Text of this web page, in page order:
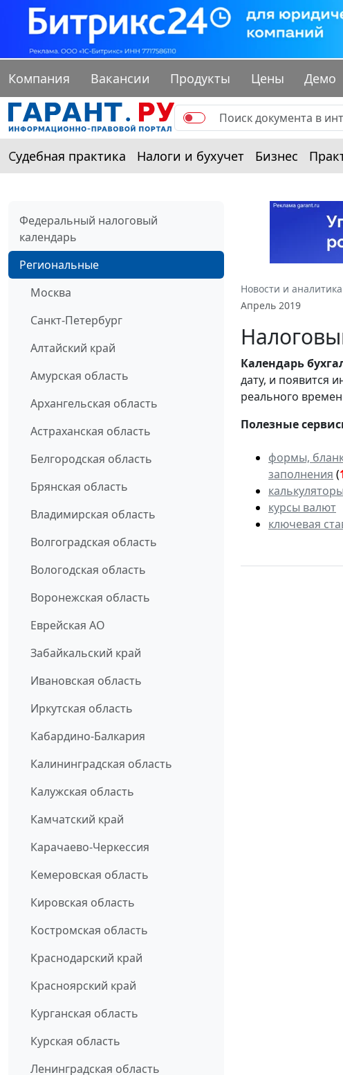
Компания Вакансии Продукты Цены Демо
Судебная практика Налоги и бухучет Бизнес
Федеральный налоговый
календарь
Региональные
Москва
Санкт-Петербург
Алтайский край
Амурская область
Архангельская область
Астраханская область
Белгородская область
Брянская область
Владимирская область
Волгоградская область
Вологодская область
Воронежская область
Еврейская АО
Забайкальский край
Ивановская область
Иркутская область
Кабардино-Балкария
Калининградская область
Калужская область
Камчатский край
Карачаево-Черкессия
Кемеровская область
Кировская область
Костромская область
Краснодарский край
Красноярский край
Курганская область
Курская область
Ленинградская область
Новости и аналитика
Апрель 2019
Календарь
дату, и появится
реального
Полезные
формы,
заполнения (
калькуляторы
курсы валют
ключевая